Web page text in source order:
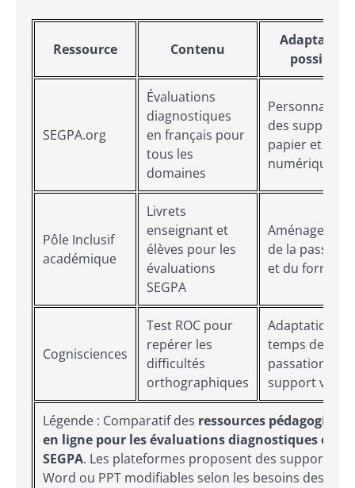
Ressource Contenu
possibles
SEGPA.org
Évaluations
diagnostiques
en français pour
tous les
domaines
des supports
papier et
numérique
Pôle Inclusif
académique
Livrets
enseignant et
élèves pour les
évaluations
SEGPA
de la
et du format
Cognisciences
Test ROC pour
repérer les
difficultés
orthographiques
Adaptation du
temps de
passation et
support visuel
Légende : Comparatif des ressources pédagogiques
en ligne pour les évaluations diagnostiques en
SEGPA. Les plateformes proposent des supports
Word ou PPT modifiables selon les besoins des